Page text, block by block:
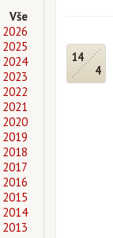
Vše
2026
2025
2024
2023
2022
2021
2020
2019
2018
2017
2016
2015
2014
2013
14
4